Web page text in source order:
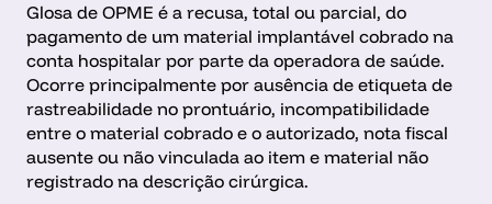
Glosa de OPME é a recusa, total ou parcial, do
pagamento de um material implantável cobrado na
conta hospitalar por parte da operadora de saúde.
Ocorre principalmente por ausência de etiqueta de
rastreabilidade no prontuário, incompatibilidade
entre o material cobrado e o autorizado, nota fiscal
ausente ou não vinculada ao item e material não
registrado na descrição cirúrgica.